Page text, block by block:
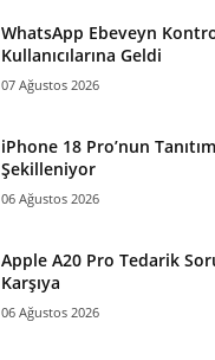
WhatsApp Ebeveyn
Kullanıcılarına Geldi
07 Ağustos 2026
iPhone 18 Pro’nun
Şekilleniyor
06 Ağustos 2026
Apple A20 Pro Tedarik
Karşıya
06 Ağustos 2026